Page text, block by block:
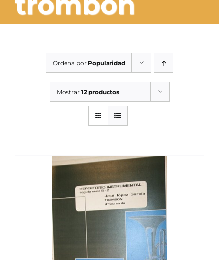
OCASIÓN
SERVICIOS TALLER
Ordena por Popularidad
Mostrar 12 productos